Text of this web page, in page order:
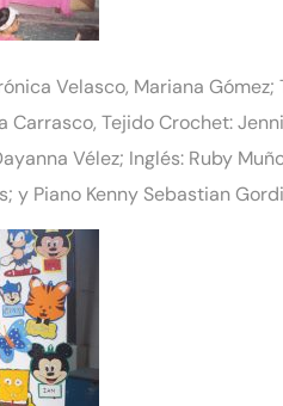
Velasco, Mariana
Carrasco, Tejido Crochet:
Vélez; Inglés: Ruby
y Piano Kenny Sebastian